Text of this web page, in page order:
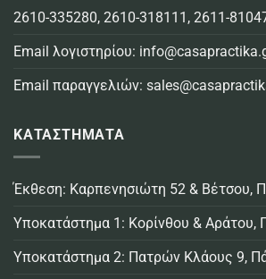
2610-335280, 2610-318111 , 2611-
Email λογιστηρίου:
Email παραγγελιών:
ΚΑΤΑΣΤΗΜΑΤΑ
Έκθεση: Καρπενησιώτη 52 & Βέτσου,
Υποκατάστημα 1: Κορίνθου & Αράτου,
Υποκατάστημα 2: Πατρών Κλάους 9,